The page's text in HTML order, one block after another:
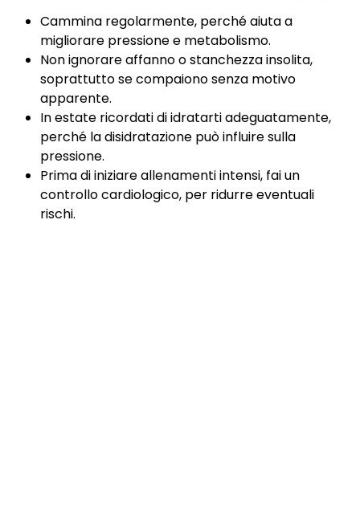
Cammina regolarmente, perché aiuta a
migliorare pressione e metabolismo.
Non ignorare affanno o stanchezza insolita,
soprattutto se compaiono senza motivo
apparente.
In estate ricordati di idratarti adeguatamente,
perché la disidratazione può influire sulla
pressione.
Prima di iniziare allenamenti intensi, fai un
controllo cardiologico, per ridurre eventuali
rischi.